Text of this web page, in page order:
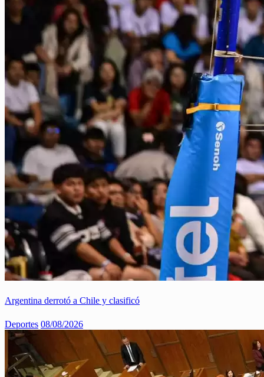
Argentina derrotó a Chile y clasificó
Deportes 08/08/2026